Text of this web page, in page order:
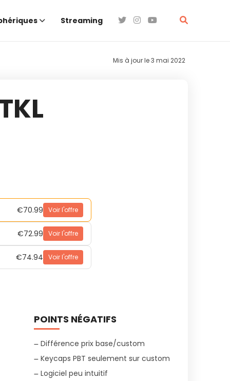
Streaming
Mis à jour le3 mai 2022
€70.99 Voir l'offre
€72.99 Voir l'offre
€74.94 Voir l'offre
POINTS NÉGATIFS
Différence prix base/custom
Keycaps PBT seulement sur custom
Logiciel peu intuitif